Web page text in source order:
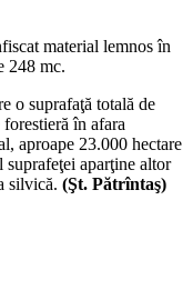
material lemnos în
248 mc.
o suprafaţă totală de
în afara
aproape 23.000 hectare
suprafeţei aparţine altor
silvică. (Şt. Pătrîntaş)